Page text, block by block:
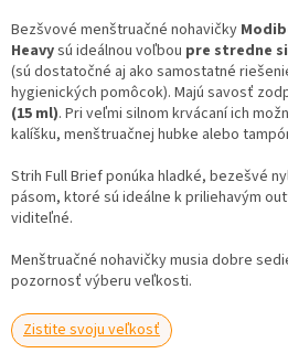
Bezšvové menštruačné nohavičky
Heavysú ideálnou voľbou pre stredne
(sú dostatočné aj ako samostatné
hygienických pomôcok). Majú savosť
(15 ml). Pri veľmi silnom krvácaní ich
kalíšku, menštruačnej hubke alebo
Strih Full Brief ponúka hladké, bezešvé
pásom, ktoré sú ideálne k priliehavým
viditeľné.
Menštruačné nohavičky musia dobre
pozornosť výberu veľkosti.
Zistite svoju veľkosť